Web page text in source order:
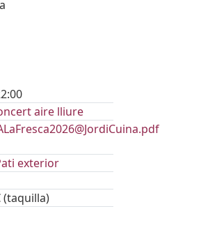
aire lliure
exterior
(taquilla)